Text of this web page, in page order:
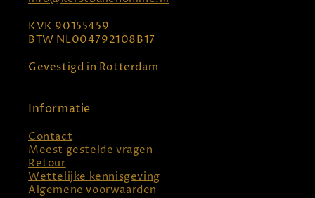
KVK 90155459
BTW NL004792108B17
Gevestigd in Rotterdam
Informatie
Contact
Meest gestelde vragen
Retour
Wettelijke kennisgeving
Algemene voorwaarden